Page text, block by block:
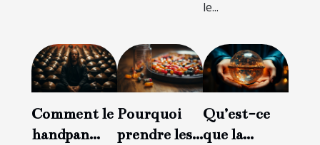
le...
Comment le
handpan
Pourquoi
prendre les
Qu’est-ce
que la